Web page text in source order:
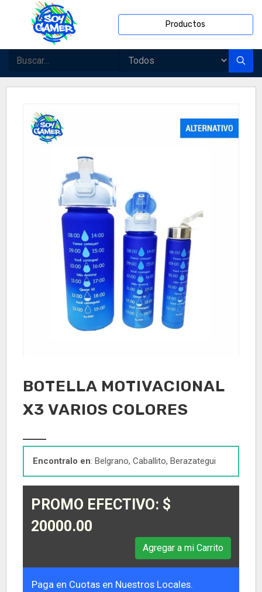
Productos
BOTELLA MOTIVACIONAL
X3 VARIOS COLORES
Encontralo en: Belgrano, Caballito, Berazategui
PROMO EFECTIVO: $
20000.00
Agregar a mi Carrito
Paga en Cuotas en Nuestros Locales.